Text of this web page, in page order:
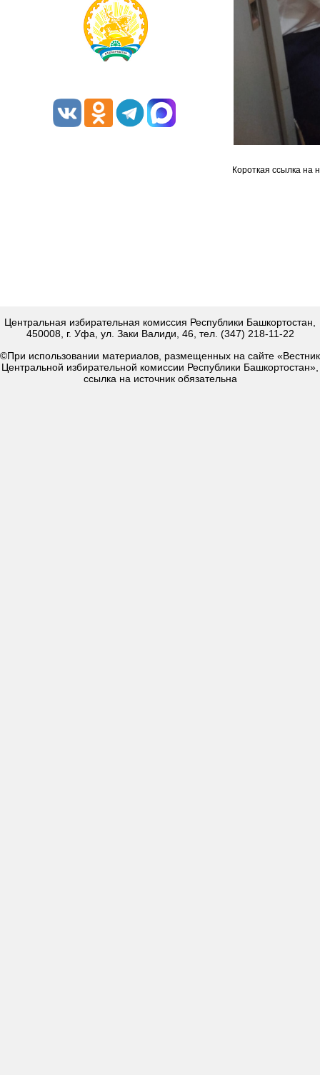
Короткая ссылка на
Центральная избирательная комиссия Республики Башкортостан,
450008, г. Уфа, ул. Заки Валиди, 46, тел. (347) 218-11-22
©При использовании материалов, размещенных на сайте «Вестник
Центральной избирательной комиссии Республики Башкортостан»,
ссылка на источник обязательна